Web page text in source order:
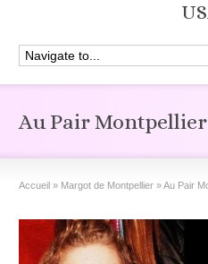
Au Pair Montpellier
Accueil » Margot de Montpellier »Au Pair